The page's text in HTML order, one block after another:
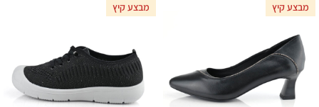
מבצע קיץ מבצע קיץ